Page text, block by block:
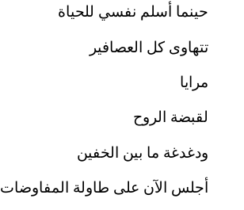
حينما أسلم نفسي للحياة
تتهاوى كل العصافير
مرايا
لقبضة الروح
ودغدغة ما بين الخفين
أجلس الآن على طاولة المفاوضات